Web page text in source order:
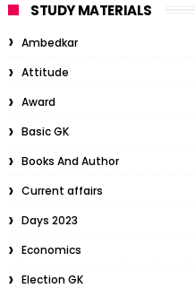
STUDY MATERIALS
Ambedkar
Attitude
Award
Basic GK
Books And Author
Current affairs
Days 2023
Economics
Election GK